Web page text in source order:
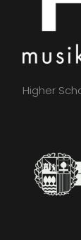
Higher